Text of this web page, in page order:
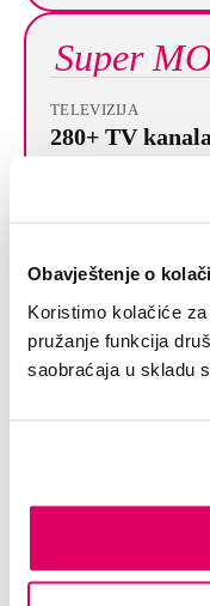
Obavještenje o
Koristimo kolačiće
pružanje funkcija
saobraćaja u skladu
Super
TELEVIZIJA
280+ TV kanala
APLIKACIJE
Super